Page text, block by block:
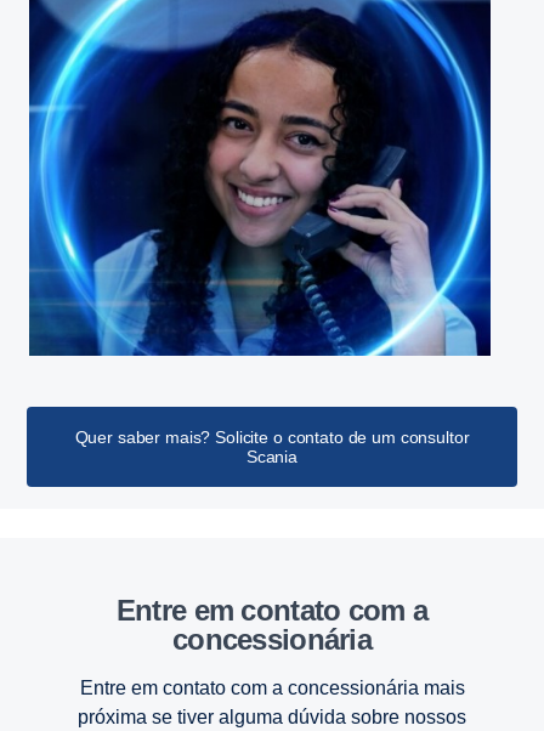
Quer saber mais? Solicite o contato de um consultor
Scania
Entre em contato com a
concessionária
Entre em contato com a concessionária mais
próxima se tiver alguma dúvida sobre nossos